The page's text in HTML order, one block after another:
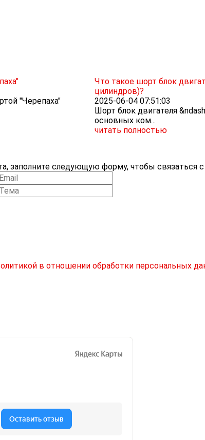
"Черепаха"
Что такое шорт блок
цилиндров)?
2025-06-04 07:51:03
Шорт блок двигателя
основных ком...
читать полностью
заполните следующую форму, чтобы связаться
в отношении обработки персональных